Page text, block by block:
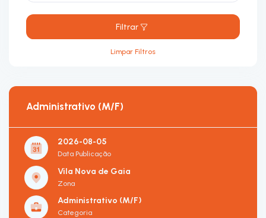
Filtrar
Limpar Filtros
Administrativo (M/F)
2026-08-05
Data Publicação
Vila Nova de Gaia
Zona
Administrativo (M/F)
Categoria